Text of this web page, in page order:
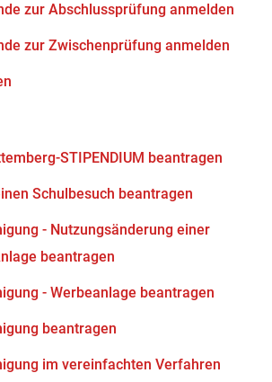
zur Abschlussprüfung anmelden
zur Zwischenprüfung anmelden
STIPENDIUM beantragen
Schulbesuch beantragen
- Nutzungsänderung einer
beantragen
- Werbeanlage beantragen
beantragen
im vereinfachten Verfahren